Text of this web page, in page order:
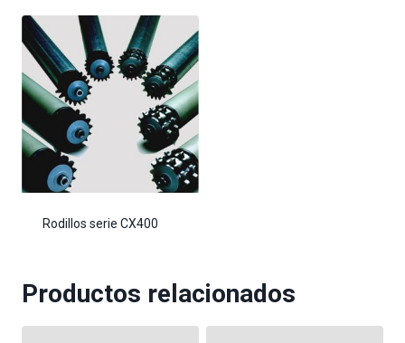
Rodillos serie CX400
Productos relacionados